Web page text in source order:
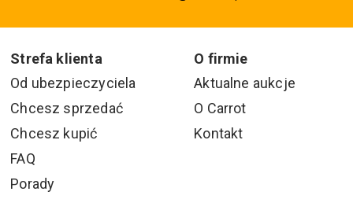
Strefa klienta
O firmie
Od ubezpieczyciela
Chcesz sprzedać
Chcesz kupić
FAQ
Porady
Aktualne aukcje
O Carrot
Kontakt